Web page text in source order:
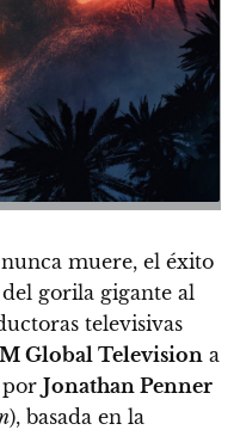
muere, el éxito
gorila gigante al
televisivas
Global Television a
por Jonathan Penner
), basada en la